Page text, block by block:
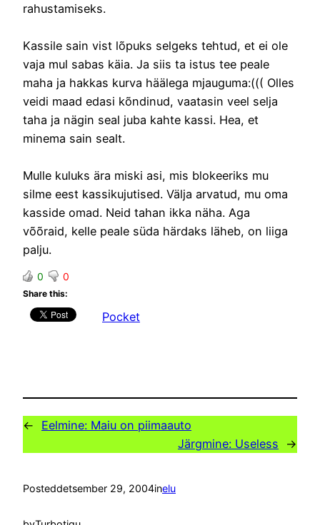
rahustamiseks.
Kassile sain vist lõpuks selgeks tehtud, et ei ole
vaja mul sabas käia. Ja siis ta istus tee peale
maha ja hakkas kurva häälega mjauguma:((( Olles
veidi maad edasi kõndinud, vaatasin veel selja
taha ja nägin seal juba kahte kassi. Hea, et
minema sain sealt.
Mulle kuluks ära miski asi, mis blokeeriks mu
silme eest kassikujutised. Välja arvatud, mu oma
kasside omad. Neid tahan ikka näha. Aga
võõraid, kelle peale süda härdaks läheb, on liiga
palju.
0 0
Share this:
Pocket
← Eelmine: Maiu on piimaauto
Järgmine: Useless →
Posteddetsember 29, 2004inelu